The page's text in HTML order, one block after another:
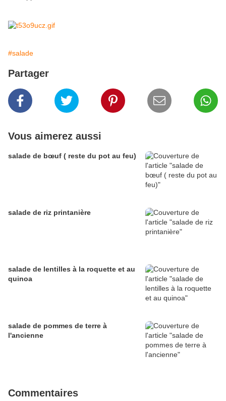
#salade
Partager
Vous aimerez aussi
salade de bœuf ( reste du pot au feu)
salade de riz printanière
salade de lentilles à la roquette et au
quinoa
salade de pommes de terre à
l'ancienne
Commentaires